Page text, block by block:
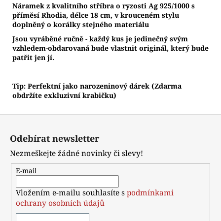
Náramek z kvalitního stříbra o ryzosti Ag 925/1000 s
příměsí Rhodia, délce 18 cm, v krouceném stylu
doplněný o korálky stejného materiálu
Jsou vyráběné ručně - každý kus je jedinečný svým
vzhledem-obdarovaná bude vlastnit originál, který bude
patřit jen jí.
Tip: Perfektní jako narozeninový dárek (Zdarma
obdržíte exkluzivní krabičku)
Z
Odebírat newsletter
Nezmeškejte žádné novinky či slevy!
E-mail
Vložením e-mailu souhlasíte spodmínkami
ochrany osobních údajů